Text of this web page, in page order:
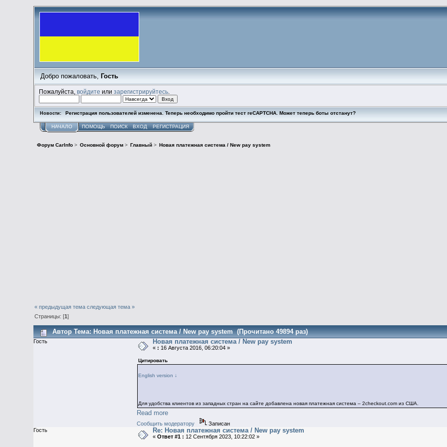
Добро пожаловать, Гость
Пожалуйста,войдите илизарегистрируйтесь
Новости: Регистрация пользователей изменена. Теперь необходимо пройти тест reCAPTCHA. Может теперь боты отстанут?
НАЧАЛО ПОМОЩЬ ПОИСК ВХОД РЕГИСТРАЦИЯ
Форум CarInfo> Основной форум> Главный> Новая платежная система / New pay system
« предыдущая тема следующая тема »
Страницы: [1]
АвторТема: Новая платежная система / New pay system (Прочитано 49894 раз)
Гость Новая платежная система / New pay system
« : 16 Августа 2016, 06:20:04 »
Цитировать
English version ↓
Для удобства клиентов из западных стран на сайте добавлена новая платежная система – 2checkout.com из США.
Read more
Сообщить модератору
Записан
Гость
Re: Новая платежная система / New pay system
«Ответ #1 : 12 Сентября 2023, 10:22:02 »